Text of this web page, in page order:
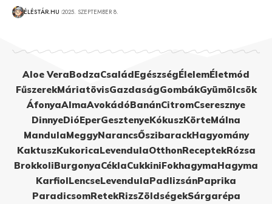
ÉLÉSTÁR.HU 2025. SZEPTEMBER 8.
Aloe VeraBodzaCsaládEgészségÉlelemÉletmód
FűszerekMáriatövisGazdaságGombákGyümölcsök
ÁfonyaAlmaAvokádóBanánCitromCseresznye
DinnyeDióEperGesztenyeKókuszKörteMálna
MandulaMeggyNarancsŐszibarackHagyomány
KaktuszKukoricaLevendulaOtthonReceptekRózsa
BrokkoliBurgonyaCéklaCukkiniFokhagymaHagyma
KarfiolLencseLevendulaPadlizsánPaprika
ParadicsomRetekRizsZöldségekSárgarépa